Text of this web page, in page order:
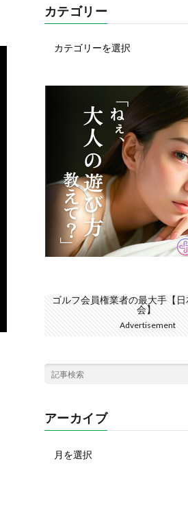
カテゴリー
ゴルフ会員権業者の最大手【
会】
Advertisement
アーカイブ